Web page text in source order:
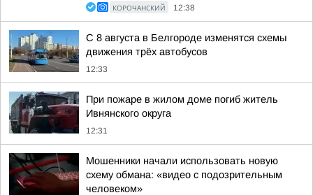
КОРОЧАНСКИЙ 12:38
С 8 августа в Белгороде изменятся схемы
движения трёх автобусов
12:33
При пожаре в жилом доме погиб житель
Ивнянского округа
12:31
Мошенники начали использовать новую
схему обмана: «видео с подозрительным
человеком»